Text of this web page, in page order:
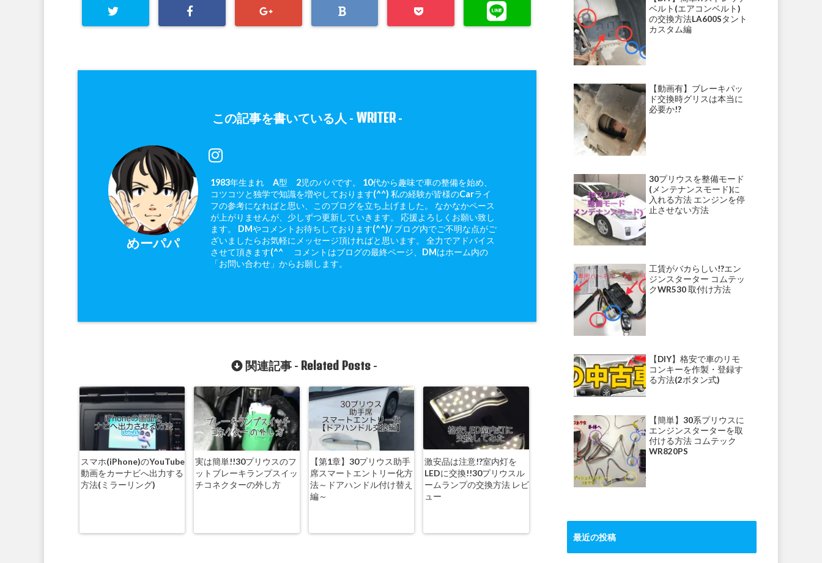
この記事を書いている人 - WRITER-
めーパパ
1983年生まれ A型 2児のパパです。 10代から趣味で車の整備を始め、
コツコツと独学で知識を増やしております(^^) 私の経験が皆様のCarライ
フの参考になればと思い、このブログを立ち上げました。 なかなかペース
が上がりませんが、少しずつ更新していきます。 応援よろしくお願い致し
ます。 DMやコメントお待ちしております(^^)/ ブログ内でご不明な点がご
ざいましたらお気軽にメッセージ頂ければと思います。 全力でアドバイス
させて頂きます(^^ゞ コメントはブログの最終ページ、DMはホーム内の
「お問い合わせ」からお願します。
関連記事 - Related Posts-
スマホ(iPhone)のYouTube
動画をカーナビへ出力する
方法(ミラーリング)
実は簡単!!30プリウスのフ
ットブレーキランプスイッ
チコネクターの外し方
【第1章】30プリウス助手
席スマートエントリー化方
法～ドアハンドル付け替え
編～
激安品は注意!?室内灯を
LEDに交換!!30プリウスル
ームランプの交換方法 レビ
ュー
ベルト(エアコンベルト)
の交換方法LA600Sタント
カスタム編
【動画有】ブレーキパッ
ド交換時グリスは本当に
必要か!?
30プリウスを整備モード
(メンテナンスモード)に
入れる方法 エンジンを停
止させない方法
工賃がバカらしい!?エン
ジンスターター コムテッ
クWR530 取付け方法
【DIY】格安で車のリモ
コンキーを作製・登録す
る方法(2ボタン式)
【簡単】30系プリウスに
エンジンスターターを取
付ける方法 コムテック
WR820PS
最近の投稿